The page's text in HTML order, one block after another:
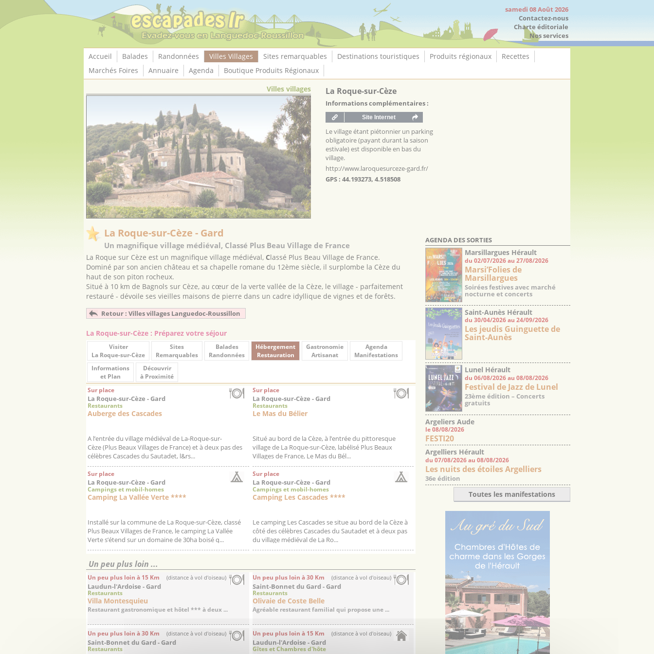
samedi 08 Août 2026
Contactez-nous
Charte éditoriale
Nos services
Accueil Balades Randonnées Villes Villages Sites remarquables Destinations touristiques Produits régionaux
Recettes
Marchés Foires
Annuaire Agenda
Boutique Produits Régionaux
Villes villages
La Roque-sur-Cèze
Informations complémentaires :
Le village étant piétonnier un parking
obligatoire (payant durant la saison
estivale) est disponible en bas du
village.
http://www.laroquesurceze-gard.fr/
GPS : 44.193273, 4.518508
La Roque-sur-Cèze - Gard
Un magnifique village médiéval, Classé Plus Beau Village de France
La Roque sur Cèze est un magnifique village médiéval, Classé Plus Beau Village de France.
Dominé par son ancien château et sa chapelle romane du 12ème siècle, il surplombe la Cèze du
haut de son piton rocheux.
Situé à 10 km de Bagnols sur Cèze, au cœur de la verte vallée de la Cèze, le village - parfaitement
restauré - dévoile ses vieilles maisons de pierre dans un cadre idyllique de vignes et de forêts.
Retour : Villes villages Languedoc-Roussillon
La Roque-sur-Cèze : Préparez votre séjour
Visiter
La Roque-sur-Cèze
Sites
Remarquables
Balades
Randonnées
Hébergement
Restauration
Gastronomie
Artisanat
Agenda
Manifestations
Informations
et Plan
Découvrir
à Proximité
Sur place
La Roque-sur-Cèze - Gard
Restaurants
Auberge des Cascades
A l’entrée du village médiéval de La-Roque-sur-
Cèze (Plus Beaux Villages de France) et à deux pas des
célèbres Cascades du Sautadet, l&rs...
Sur place
La Roque-sur-Cèze - Gard
Restaurants
Le Mas du Bélier
Situé au bord de la Cèze, à l’entrée du pittoresque
village de La Roque-sur-Cèze, labélisé Plus Beaux
Villages de France, Le Mas du Bél...
Sur place
La Roque-sur-Cèze - Gard
Campings et mobil-homes
Camping La Vallée Verte ****
Installé sur la commune de La Roque-sur-Cèze, classé
Plus Beaux Villages de France, le camping La Vallée
Verte s’étend sur un domaine de 30ha boisé q...
Sur place
La Roque-sur-Cèze - Gard
Campings et mobil-homes
Camping Les Cascades ****
Le camping Les Cascades se situe au bord de la Cèze à
côté des célèbres Cascades du Sautadet et à deux pas
du village médiéval de La Ro...
Un peu plus loin ...
Un peu plus loin à 15 Km (distance à vol d'oiseau)
Laudun-l'Ardoise - Gard
Restaurants
Villa Montesquieu
Restaurant gastronomique et hôtel *** à deux ...
Un peu plus loin à 30 Km (distance à vol d'oiseau)
Saint-Bonnet du Gard - Gard
Restaurants
Olivaie de Coste Belle
Agréable restaurant familial qui propose une ...
Un peu plus loin à 30 Km (distance à vol d'oiseau)
Saint-Bonnet du Gard - Gard
Restaurants
Un peu plus loin à 15 Km (distance à vol d'oiseau)
Laudun-l'Ardoise - Gard
Gîtes et Chambres d'hôte
AGENDA DES SORTIES
Marsillargues Hérault
du 02/07/2026 au 27/08/2026
Marsi’Folies de
Marsillargues
Soirées festives avec marché
nocturne et concerts
Saint-Aunès Hérault
du 30/04/2026 au 24/09/2026
Les jeudis Guinguette de
Saint-Aunès
Lunel Hérault
du 06/08/2026 au 08/08/2026
Festival de Jazz de Lunel
23ème édition – Concerts
gratuits
Argeliers Aude
le 08/08/2026
FESTI20
Argelliers Hérault
du 07/08/2026 au 08/08/2026
Les nuits des étoiles Argelliers
36e édition
Toutes les manifestations
Panneau de gestion des cookies